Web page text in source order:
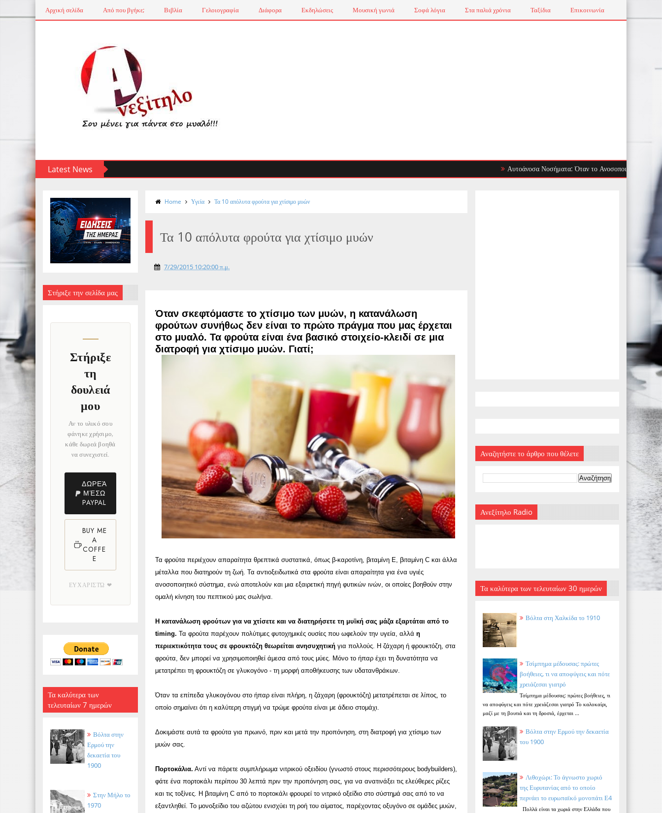
Αρχική σελίδα Από που βγήκε; Βιβλία Γελοιογραφία Διάφορα Εκδηλώσεις Μουσική γωνιά Σοφά λόγια Στα παλιά χρόνια Ταξίδια Επικοινωνία
Latest News Αυτοάνοσα Νοσήματα: Όταν το Ανοσοποιητικό Στρέφεται
Στήριξε την σελίδα μας
Στήριξε
τη
δουλειά
μου
Αν το υλικό σου
φάνηκε χρήσιμο,
κάθε δωρεά βοηθά
να συνεχιστεί.
ΔΩΡΕΆ
ΜΈΣΩ
PAYPAL
BUY ME
A
COFFE
E
ΕΥΧΑΡΙΣΤΏ ❤
Τα καλύτερα των
τελευταίων 7 ημερών
Βόλτα στην
Ερμού την
δεκαετία του
1900
Στην Μήλο το
1970
Home Υγεία Τα 10 απόλυτα φρούτα για χτίσιμο μυών
Τα 10 απόλυτα φρούτα για χτίσιμο μυών
7/29/2015 10:20:00 π.μ.
Όταν σκεφτόμαστε το χτίσιμο των μυών, η κατανάλωση
φρούτων συνήθως δεν είναι το πρώτο πράγμα που μας έρχεται
στο μυαλό. Τα φρούτα είναι ένα βασικό στοιχείο-κλειδί σε μια
διατροφή για χτίσιμο μυών. Γιατί;
Τα φρούτα περιέχουν απαραίτητα θρεπτικά συστατικά, όπως β-καροτίνη, βιταμίνη Ε, βιταμίνη C και άλλα
μέταλλα που διατηρούν τη ζωή. Τα αντιοξειδωτικά στα φρούτα είναι απαραίτητα για ένα υγιές
ανοσοποιητικό σύστημα, ενώ αποτελούν και μια εξαιρετική πηγή φυτικών ινών, οι οποίες βοηθούν στην
ομαλή κίνηση του πεπτικού μας σωλήνα.
Η κατανάλωση φρούτων για να χτίσετε και να διατηρήσετε τη μυϊκή σας μάζα εξαρτάται από το
timing. Τα φρούτα παρέχουν πολύτιμες φυτοχημικές ουσίες που ωφελούν την υγεία, αλλάη
περιεκτικότητα τους σε φρουκτόζη θεωρείται ανησυχητική για πολλούς. Η ζάχαρη ή φρουκτόζη, στα
φρούτα, δεν μπορεί να χρησιμοποιηθεί άμεσα από τους μύες. Μόνο το ήπαρ έχει τη δυνατότητα να
μετατρέπει τη φρουκτόζη σε γλυκογόνο - τη μορφή αποθήκευσης των υδατανθράκων.
Όταν τα επίπεδα γλυκογόνου στο ήπαρ είναι πλήρη, η ζάχαρη (φρουκτόζη) μετατρέπεται σε λίπος, το
οποίο σημαίνει ότι η καλύτερη στιγμή να τρώμε φρούτα είναι με άδειο στομάχι.
Δοκιμάστε αυτά τα φρούτα για πρωινό, πριν και μετά την προπόνηση, στη διατροφή για χτίσιμο των
μυών σας.
Πορτοκάλια. Αντί να πάρετε συμπλήρωμα νιτρικού οξειδίου (γνωστό στους περισσότερους bodybuilders),
φάτε ένα πορτοκάλι περίπου 30 λεπτά πριν την προπόνηση σας, για να ανατινάξει τις ελεύθερες ρίζες
και τις τοξίνες. Η βιταμίνη C από το πορτοκάλι φρουρεί το νιτρικό οξείδιο στο σύστημά σας από το να
εξαντληθεί. Το μονοξείδιο του αζώτου ενισχύει τη ροή του αίματος, παρέχοντας οξυγόνο σε ομάδες μυών,
Αναζητήστε το άρθρο που θέλετε
Ανεξίτηλο Radio
Τα καλύτερα των τελευταίων 30 ημερών
Βόλτα στη Χαλκίδα το 1910
Τσίμπημα μέδουσας: πρώτες
βοήθειες, τι να αποφύγεις και πότε
χρειάζεσαι γιατρό
Τσίμπημα μέδουσας: πρώτες βοήθειες, τι
να αποφύγεις και πότε χρειάζεσαι γιατρό Το καλοκαίρι,
μαζί με τη βουτιά και τη δροσιά, έρχεται ...
Βόλτα στην Ερμού την δεκαετία
του 1900
Λιθοχώρι: Το άγνωστο χωριό
της Ευρυτανίας από το οποίο
περνάει το ευρωπαϊκό μονοπάτι Ε4
Πολλά είναι τα χωριά στην Ελλάδα που